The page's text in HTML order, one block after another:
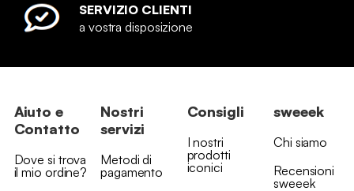
SERVIZIO CLIENTI
a vostra disposizione
Aiuto e
Contatto
Dove si trova
il mio ordine?
Nostri
servizi
Metodi di
pagamento
Consigli
I nostri
prodotti
iconici
sweeek
Chi siamo
Recensioni
sweeek